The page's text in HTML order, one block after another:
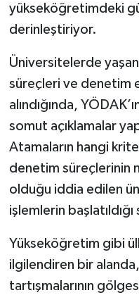
yükseköğretimdeki
derinleştiriyor.
Üniversitelerde
süreçleri ve denetim
alındığında,
somut açıklamalar
Atamaların hangi
denetim süreçlerinin
olduğu iddia edilen
işlemlerin
Yükseköğretim gibi
ilgilendiren bir
tartışmalarının